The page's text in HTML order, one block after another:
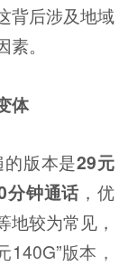
背后涉及地域
。
体
版本是29元
分钟通话 ，优
较为常见，
版本，